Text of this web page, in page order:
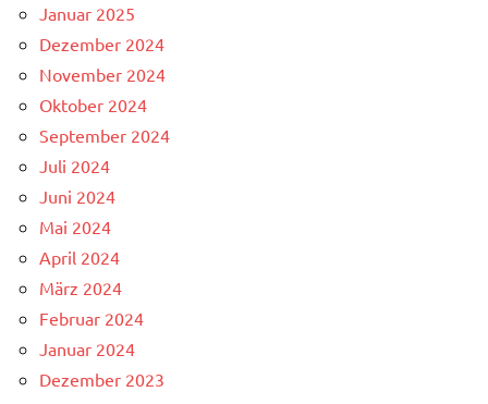
Januar 2025
Dezember 2024
November 2024
Oktober 2024
September 2024
Juli 2024
Juni 2024
Mai 2024
April 2024
März 2024
Februar 2024
Januar 2024
Dezember 2023